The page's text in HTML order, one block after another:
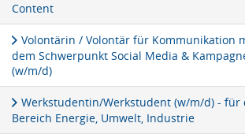
Content
Volontärin / Volontär für Kommunikation
dem Schwerpunkt Social Media &
(w/m/d)
Werkstudentin/Werkstudent (w/m/d) - für
Bereich Energie, Umwelt, Industrie